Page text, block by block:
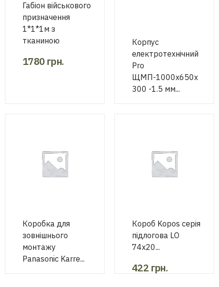
Габіон військового
призначення
1*1*1м з
тканиною
1780 грн.
Корпус
електротехнічний
Pro
ЩМП-1000х650х
300 -1.5 мм...
Коробка для
зовнішнього
монтажу
Panasonic Karre...
Короб Kopos серія
підлогова LО
74х20...
422 грн.